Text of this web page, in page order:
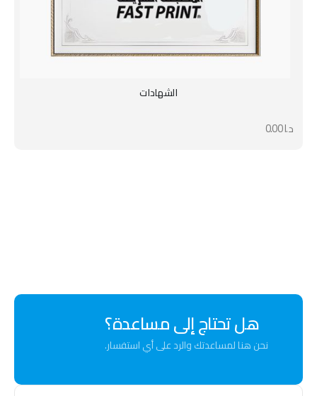
الشهادات
د.ا0.00
هل تحتاج إلى مساعدة؟
نحن هنا لمساعدتك والرد على أي استفسار.